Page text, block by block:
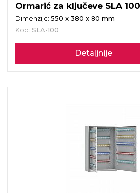
Ormarić za ključeve SLA 100
Dimenzije: 550 x 380 x 80 mm
Kod: SLA-100
Detaljnije